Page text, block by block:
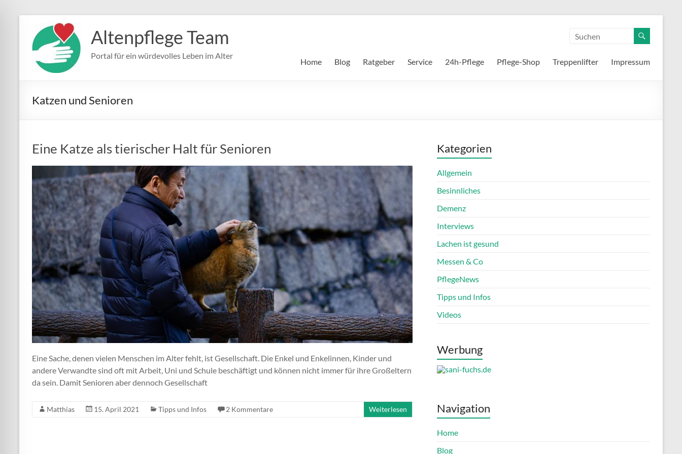
Inhalt
springen
Altenpflege Team
Portal für ein würdevolles Leben im Alter
Home Blog Ratgeber Service 24h-Pflege Pflege-Shop Treppenlifter Impressum
Katzen und Senioren
Eine Katze als tierischer Halt für Senioren
Eine Sache, denen vielen Menschen im Alter fehlt, ist Gesellschaft. Die Enkel und Enkelinnen, Kinder und
andere Verwandte sind oft mit Arbeit, Uni und Schule beschäftigt und können nicht immer für ihre Großeltern
da sein. Damit Senioren aber dennoch Gesellschaft
Matthias 15. April 2021 Tipps und Infos 2 Kommentare Weiterlesen
Kategorien
Allgemein
Besinnliches
Demenz
Interviews
Lachen ist gesund
Messen & Co
PflegeNews
Tipps und Infos
Videos
Werbung
Navigation
Home
Blog